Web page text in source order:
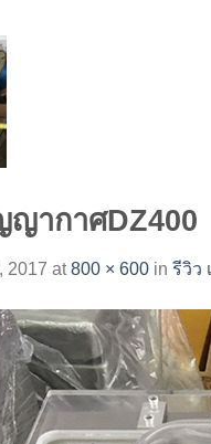
ญากาศDZ400
2017 at800 × 600 in รีวิว